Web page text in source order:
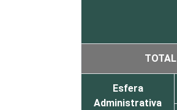
TOTAL
Esfera
Administrativa